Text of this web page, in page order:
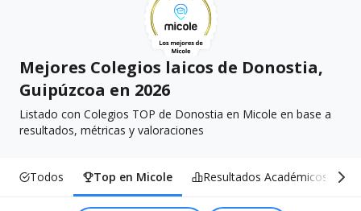
Mejores Colegios laicos de Donostia,
Guipúzcoa en 2026
Listado con Colegios TOP de Donostia en Micole en base a
resultados, métricas y valoraciones
Todos Top en Micole Resultados Académicos